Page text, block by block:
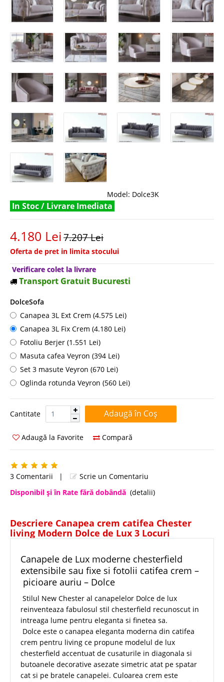
Model: Dolce3K
In Stoc / Livrare Imediata
4.180 Lei7.207 Lei
Oferta de pret in limita stocului
Verificare colet la livrare
Transport Gratuit Bucuresti
DolceSofa
Canapea 3L Ext Crem (4.575 Lei)
Canapea 3L Fix Crem (4.180 Lei)
Fotoliu Berjer (1.551 Lei)
Masuta cafea Veyron (394 Lei)
Set 3 masute Veyron (670 Lei)
Oglinda rotunda Veyron (560 Lei)
Cantitate Cantitate:
Adaugă la Favorite Compară
3 Comentarii |
Scrie un Comentariu
Disponibil şi în Rate fără dobândă (detalii)
Descriere Canapea crem catifea Chester
living Modern Dolce de Lux 3 Locuri
Canapele de Lux moderne chesterfield
extensibile sau fixe si fotolii catifea crem –
picioare auriu – Dolce
Stilul New Chester al canapelelor Dolce de lux
reinventeaza fabulosul stil chesterfield recunoscut in
intreaga lume pentru eleganta si finetea sa.
Dolce este o canapea eleganta moderna din catifea
crem pentru living ce propune modelul de lux
chesterfield accentuat de cusaturile in diagonala si
butoanele decorative asezate simetric atat pe spatar
cat si pe bratele canapelei. Culoarea crem este